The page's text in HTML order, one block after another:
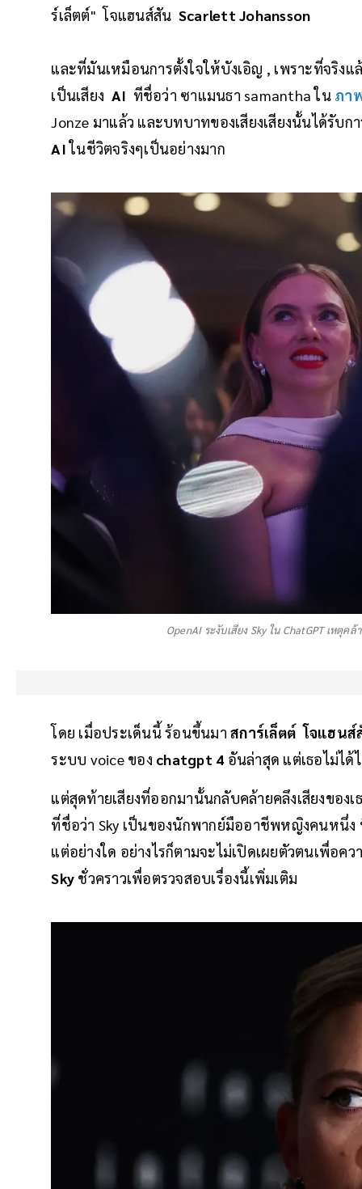
ร์เล็ตต์" โจแฮนส์สัน Scarlett Johansson
และที่มันเหมือนการตั้งใจให้บังเอิญ , เพราะที่จริงแ
เป็นเสียง AI ทีชื่อว่า ซาแมนธา samantha ใน ภา
Jonze มาแล้ว และบทบาทของเสียงเสียงนั้นได้รับก
AIในชีวิตจริงๆเป็นอย่างมาก
OpenAI ระงับเสียง Sky ใน ChatGPT เหตุค
โดย เมื่อประเด็นนี้ ร้อนขึ้นมา สการ์เล็ตต์ โจแฮนส์
ระบบ voice ของ chatgpt 4 อันล่าสุด แต่เธอไม่ไ
แต่สุดท้ายเสียงที่ออกมานั้นกลับคล้ายคลึงเสียงของ
ที่ชื่อว่า Sky เป็นของนักพากย์มืออาชีพหญิงคนหนึ่
แต่อย่างใด อย่างไรก็ตามจะไม่เปิดเผยตัวตนเพื่อค
Sky ชั่วคราวเพื่อตรวจสอบเรื่องนี้เพิ่มเติม